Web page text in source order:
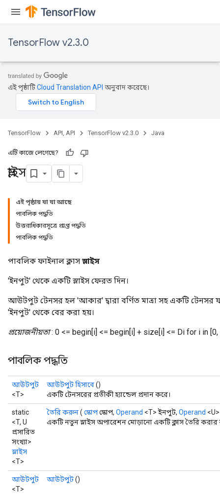
TensorFlow v2.3.0
এই পৃষ্ঠাটিCloud Translation API অনুবাদ করেছে।
TensorFlow API, API TensorFlow v2.3.0 Java
এটি কাজে লেগেছে?
স্লাইস
এই পৃষ্ঠায় যা যা আছে
পাবলিক পদ্ধতি
উত্তরাধিকারসূত্রে প্রাপ্ত পদ্ধতি
পাবলিক পদ্ধতি
পাবলিক ফাইনাল ক্লাস স্লাইস
'ইনপুট' থেকে একটি স্লাইস ফেরত দিন।
আউটপুট টেনসর হল 'আকার' দ্বারা বর্ণিত মাত্রা সহ একটি
'ইনপুট' থেকে বের করা হয়।
প্রয়োজনীয়তা: 0 <= begin[i] <= begin[i] + size[i] <= Di for i in [0,
পাবলিক পদ্ধতি
আউটপুট
<T>
আউটপুট হিসাবে()
একটি টেনসরের প্রতীকী হ্যান্ডেল প্রদান করে।
static
<T, U
প্রসারিত
সংখ্যা>
স্লাইস
<T>
তৈরি করুন( স্কোপস্কোপ, Operand <T> ইনপুট, Operand
একটি নতুন স্লাইস অপারেশন মোড়ানো একটি ক্লাস তৈরি করার
আউটপুট
<T>
আউটপুট()